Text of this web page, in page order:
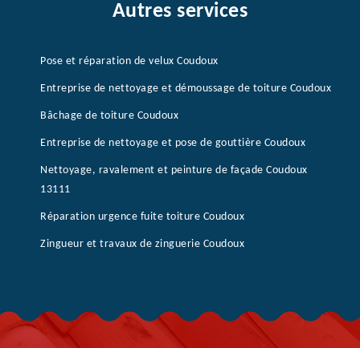
Autres services
Pose et réparation de velux Coudoux
Entreprise de nettoyage et démoussage de toiture Coudoux
Bâchage de toiture Coudoux
Entreprise de nettoyage et pose de gouttière Coudoux
Nettoyage, ravalement et peinture de façade Coudoux
13111
Réparation urgence fuite toiture Coudoux
Zingueur et travaux de zinguerie Coudoux